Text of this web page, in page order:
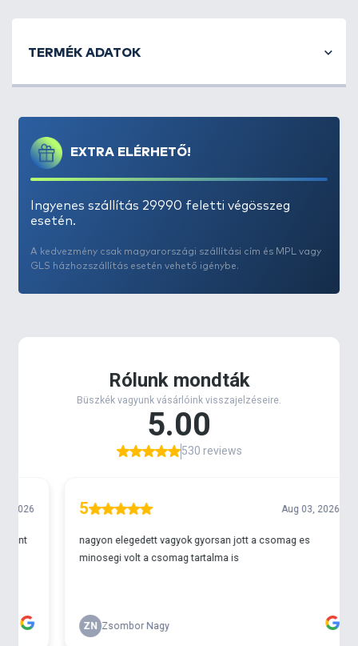
EXTRA ELÉRHETŐ!
Ingyenes szállítás 29990 feletti végösszeg
esetén.
A kedvezmény csak magyarországi szállítási cím és MPL vagy
GLS házhozszállítás esetén vehető igénybe.
TERMÉK ADATOK